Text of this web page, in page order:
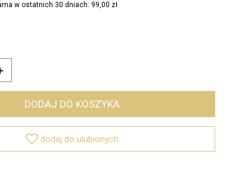
w ostatnich 30 dniach: 99,00 zł
DODAJ DO KOSZYKA
 dodaj do ulubionych